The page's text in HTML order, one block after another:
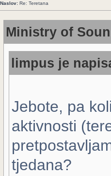
Naslov: Re: Teretana
Ministry of
limpus je
Jebote, pa
aktivnosti
tjedana?